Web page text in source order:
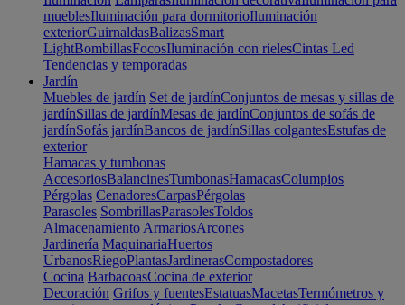
mueblesIluminación para dormitorioIluminación
exteriorGuirnaldasBalizasSmart
LightBombillasFocosIluminación con rielesCintas Led
Tendencias y temporadas
Jardín
Muebles de jardín Set de jardínConjuntos de mesas y sillas de
jardínSillas de jardínMesas de jardínConjuntos de sofás de
jardínSofás jardínBancos de jardínSillas colgantesEstufas de
exterior
Hamacas y tumbonas
AccesoriosBalancinesTumbonasHamacasColumpios
Pérgolas CenadoresCarpasPérgolas
Parasoles SombrillasParasolesToldos
Almacenamiento ArmariosArcones
Jardinería MaquinariaHuertos
UrbanosRiegoPlantasJardinerasCompostadores
Cocina BarbacoasCocina de exterior
Decoración Grifos y fuentesEstatuasMacetasTermómetros y